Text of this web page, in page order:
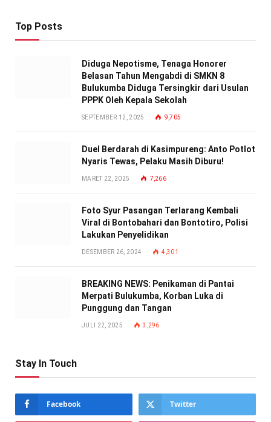
Top Posts
Diduga Nepotisme, Tenaga Honorer
Belasan Tahun Mengabdi di SMKN 8
Bulukumba Diduga Tersingkir dari Usulan
PPPK Oleh Kepala Sekolah
SEPTEMBER 12, 2025 9,705
Duel Berdarah di Kasimpureng: Anto Potlot
Nyaris Tewas, Pelaku Masih Diburu!
MARET 22, 2025 7,266
Foto Syur Pasangan Terlarang Kembali
Viral di Bontobahari dan Bontotiro, Polisi
Lakukan Penyelidikan
DESEMBER 26, 2024 4,301
BREAKING NEWS: Penikaman di Pantai
Merpati Bulukumba, Korban Luka di
Punggung dan Tangan
JULI 22, 2025 3,296
Stay In Touch
Facebook Twitter